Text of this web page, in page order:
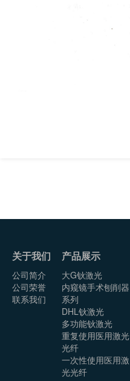
关于我们
公司简介
公司荣誉
联系我们
产品展示
大G钬激光
内窥镜手术刨削器
系列
DHL钬激光
多功能钬激光
重复使用医用激光
光纤
一次性使用医用激
光光纤